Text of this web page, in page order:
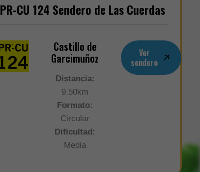
PR-CU 124 Sendero de Las Cuerdas
Castillo de
Garcimuñoz
Distancia:
9.50km
Formato:
Circular
Dificultad:
Media
Ver
sendero